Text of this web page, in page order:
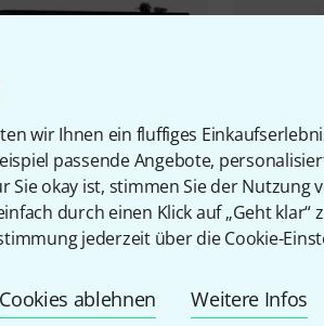
wir Ihnen ein fluffiges
passende Angebote,
Sie okay ist, stimmen Sie der Nutzung
durch einen Klick auf „Geht klar“
jederzeit über die Cookie-
Cookies ablehnen Weitere Infos
1
€
Yamaha
12.790 €